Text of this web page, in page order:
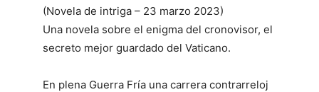
(Novela de intriga – 23 marzo 2023)
Una novela sobre el enigma del cronovisor, el
secreto mejor guardado del Vaticano.
En plena Guerra Fría una carrera contrarreloj